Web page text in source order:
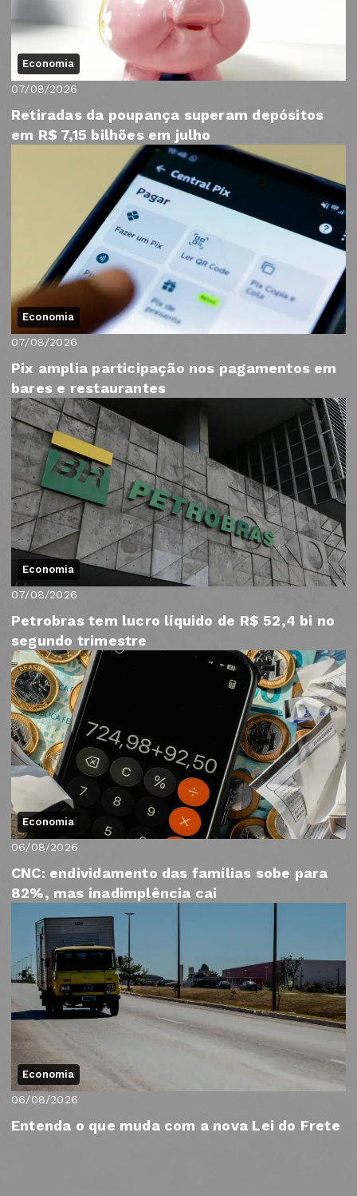
Economia
07/08/2026
Retiradas da poupança superam depósitos
em R$ 7,15 bilhões em julho
Economia
07/08/2026
Pix amplia participação nos pagamentos em
bares e restaurantes
Economia
07/08/2026
Petrobras tem lucro líquido de R$ 52,4 bi no
segundo trimestre
Economia
06/08/2026
CNC: endividamento das famílias sobe para
82%, mas inadimplência cai
Economia
06/08/2026
Entenda o que muda com a nova Lei do Frete